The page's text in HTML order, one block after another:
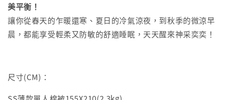
美平衡！
讓你從春天的乍暖還寒、夏日的冷氣涼夜，到秋季的微涼早
晨，都能享受輕柔又防敏的舒適睡眠，天天醒來神采奕奕！
尺寸(CM)：